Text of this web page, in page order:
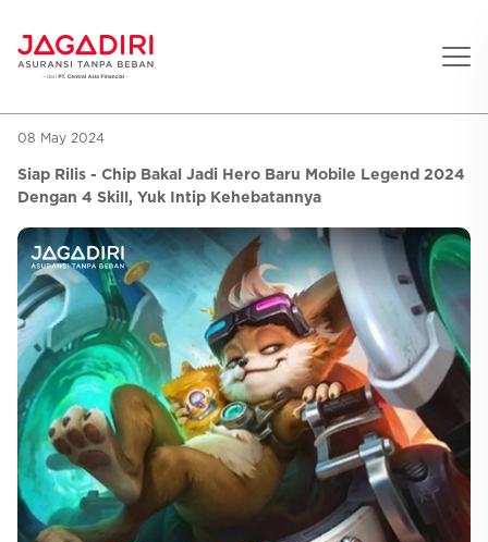
Beranda
Asuransi Pribadi
Aman
Jiwa
Gigi
Oto
Lifestyle
Asuransi Ramean
Jaga Konser
Jaga Liburan
Jaga Aman Instan
Jaga Gamers
Asuransi Korporat
Asuransi Jiwa
Asuransi Kecelakaan
Asuransi Kesehatan
Promo
Hitung Premi
Layanan
Selfcare
08 May 2024
Siap Rilis - Chip Bakal Jadi Hero Baru Mobile Legend 2024
Dengan 4 Skill, Yuk Intip Kehebatannya